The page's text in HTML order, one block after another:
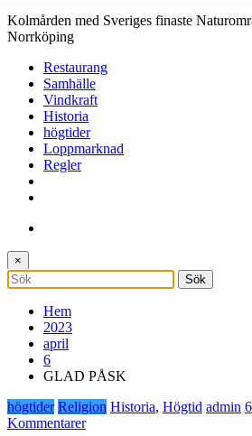
Kolmården med Sveriges finaste
Norrköping
Restaurang
Samhälle
Vindkraft
Historia
högtider
Loppmarknad
Regler
×
Hem
2023
april
6
GLAD PÅSK
högtider Religion Historia, Högtid admin
Kommentarer